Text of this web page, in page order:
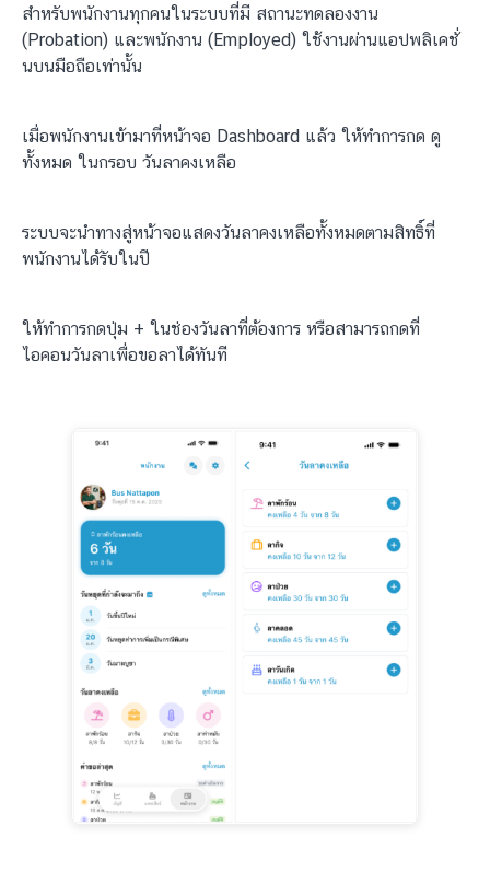
สำหรับพนักงานทุกคนในระบบที่มี สถานะทดลองงาน
(Probation) และพนักงาน (Employed) ใช้งานผ่านแอปพลิเคชั่
นบนมือถือเท่านั้น
เมื่อพนักงานเข้ามาที่หน้าจอ Dashboard แล้ว ให้ทำการกด ดู
ทั้งหมด ในกรอบ วันลาคงเหลือ
ระบบจะนำทางสู่หน้าจอแสดงวันลาคงเหลือทั้งหมดตามสิทธิ์ที่
พนักงานได้รับในปี
ให้ทำการกดปุ่ม + ในช่องวันลาที่ต้องการ หรือสามารถกดที่
ไอคอนวันลาเพื่อขอลาได้ทันที